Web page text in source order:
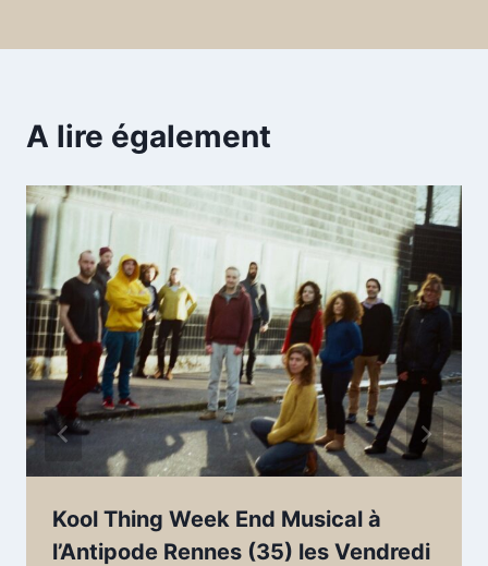
A lire également
Kool Thing Week End Musical à
l’Antipode Rennes (35) les Vendredi